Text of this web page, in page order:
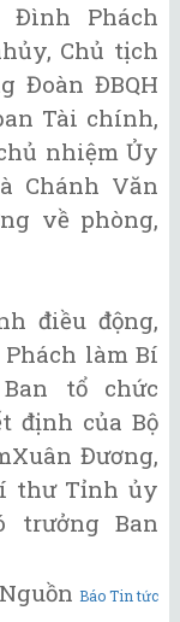
Đình Phách
Chủ tịch
Đoàn ĐBQH
Tài chính,
nhiệm Ủy
Chánh Văn
về phòng,
điều động,
làm Bí
tổ chức
định của Bộ
Đương,
thư Tỉnh ủy
trưởng Ban
Nguồn Báo Tin tức